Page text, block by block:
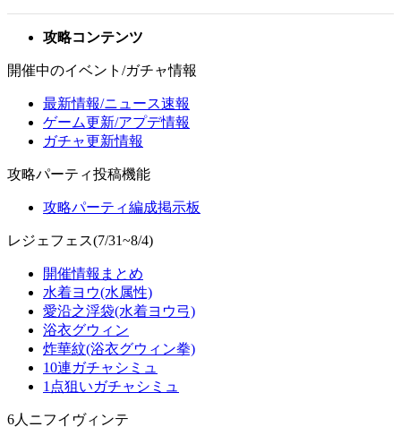
攻略コンテンツ
開催中のイベント/ガチャ情報
最新情報/ニュース速報
ゲーム更新/アプデ情報
ガチャ更新情報
攻略パーティ投稿機能
攻略パーティ編成掲示板
レジェフェス(7/31~8/4)
開催情報まとめ
水着ヨウ(水属性)
愛沿之浮袋(水着ヨウ弓)
浴衣グウィン
炸華紋(浴衣グウィン拳)
10連ガチャシミュ
1点狙いガチャシミュ
6人ニフイヴィンテ